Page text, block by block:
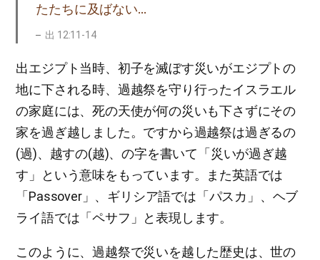
たたちに及ばない…
出 12:11-14
出エジプト当時、初子を滅ぼす災いがエジプトの
地に下される時、過越祭を守り行ったイスラエル
の家庭には、死の天使が何の災いも下さずにその
家を過ぎ越しました。ですから過越祭は過ぎるの
(過)、越すの(越)、の字を書いて「災いが過ぎ越
す」という意味をもっています。また英語では
「Passover」、ギリシア語では「パスカ」、ヘブ
ライ語では「ペサフ」と表現します。
このように、過越祭で災いを越した歴史は、世の